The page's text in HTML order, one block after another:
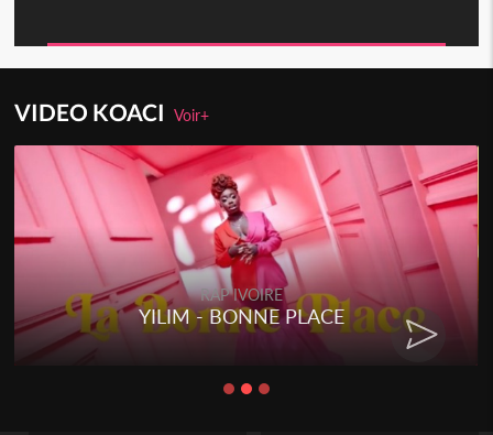
VIDEO KOACIVoir+
RAP IVOIRE
- BONNE PLACE RENARD